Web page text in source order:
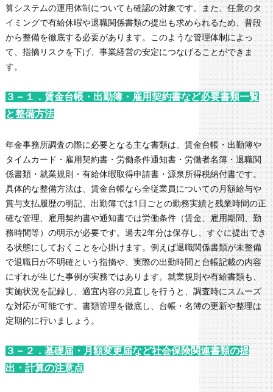
算システムの運用体制についても確認の対象です。また、任意のタ
イミングで有給休暇や退職関係書類の提出も求められるため、普段
から整備を徹底する必要があります。このような管理体制によっ
て、指摘リスクを下げ、事業経営の安定につなげることができま
す。
３－１．賃金台帳・出勤簿・雇用契約書など必要書類一覧
と整備方法
年金事務所調査の際に必要となる主な書類は、賃金台帳・出勤簿や
タイムカード・雇用契約書・労働条件通知書・労働者名簿・退職関
係書類・就業規則・有給休暇取得申請書・源泉所得税納付書です。
具体的な整備方法は、賃金台帳なら全従業員についての月額給与や
賞与支払履歴の明記、出勤簿では1日ごとの勤務実績と残業時間の正
確な管理、雇用契約書や通知書では労働条件（賃金、雇用期間、勤
務時間等）の明示が必要です。過去2年分は保存し、すぐに提出でき
る状態にしておくことを心掛けます。例えば退職関係書類が未整備
で退職日が不明確という指摘や、実際の出勤時間と台帳記載の内容
にずれが生じた事例が実務ではあります。就業規則や有給書類も、
実施状況を記録し、適宜内容の見直しを行うと、調査時にスムーズ
な対応が可能です。書類管理を徹底し、台帳・名簿の更新や整理は
定期的に行いましょう。
３－２．基礎届・月額変更届など社会保険関連書類の提
出・計算の注意点